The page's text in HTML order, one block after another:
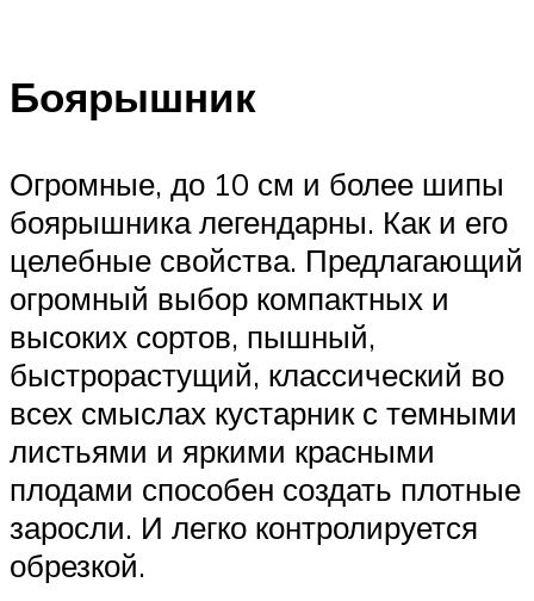
Боярышник
Огромные, до 10 см и более шипы
боярышника легендарны. Как и его
целебные свойства. Предлагающий
огромный выбор компактных и
высоких сортов, пышный,
быстрорастущий, классический во
всех смыслах кустарник с темными
листьями и яркими красными
плодами способен создать плотные
заросли. И легко контролируется
обрезкой.